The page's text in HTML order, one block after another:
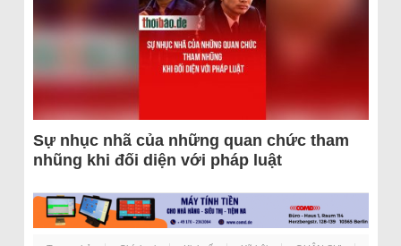
Sự nhục nhã của những quan chức tham
nhũng khi đối diện với pháp luật